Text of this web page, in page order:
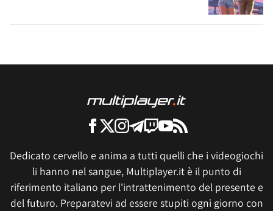
Dedicato cervello e anima a tutti quelli che i videogiochi
li hanno nel sangue, Multiplayer.it è il punto di
riferimento italiano per l'intrattenimento del presente e
del futuro. Preparatevi ad essere stupiti ogni giorno con